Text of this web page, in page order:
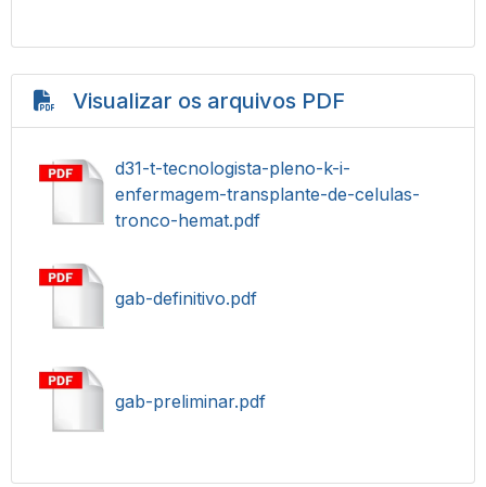
Visualizar os arquivos PDF
d31-t-tecnologista-pleno-k-i-
enfermagem-transplante-de-celulas-
tronco-hemat.pdf
gab-definitivo.pdf
gab-preliminar.pdf